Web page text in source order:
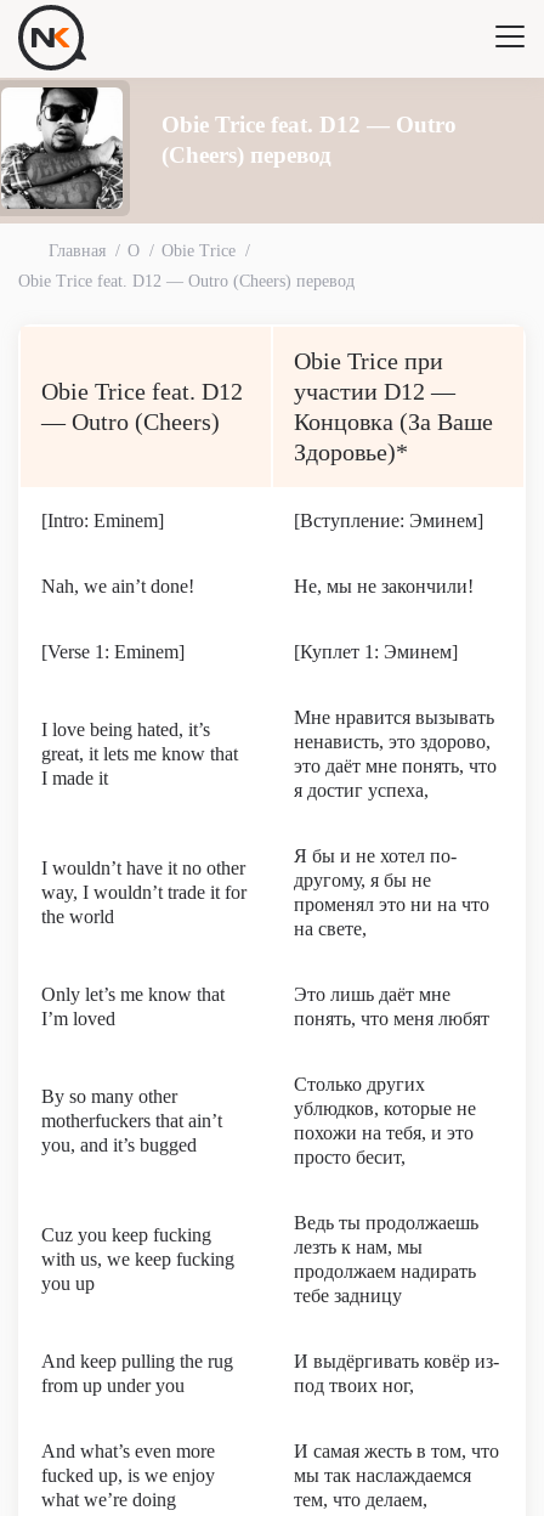
Obie Trice feat. D12 — Outro
(Cheers) перевод
Главная O
Obie Trice
Obie Trice feat. D12 — Outro (Cheers) перевод
Obie Trice feat. D12
— Outro (Cheers)
Obie Trice при
участии D12 —
Концовка (За Ваше
Здоровье)*
[Intro: Eminem] [Вступление: Эминем]
Nah, we ain’t done! Не, мы не закончили!
[Verse 1: Eminem] [Куплет 1: Эминем]
I love being hated, it’s
great, it lets me know that
I made it
Мне нравится вызывать
ненависть, это здорово,
это даёт мне понять, что
я достиг успеха,
I wouldn’t have it no other
way, I wouldn’t trade it for
the world
Я бы и не хотел по-
другому, я бы не
променял это ни на что
на свете,
Only let’s me know that
I’m loved
Это лишь даёт мне
понять, что меня любят
By so many other
motherfuckers that ain’t
you, and it’s bugged
Столько других
ублюдков, которые не
похожи на тебя, и это
просто бесит,
Cuz you keep fucking
with us, we keep fucking
you up
Ведь ты продолжаешь
лезть к нам, мы
продолжаем надирать
тебе задницу
And keep pulling the rug
from up under you
И выдёргивать ковёр из-
под твоих ног,
And what’s even more
fucked up, is we enjoy
what we’re doing
И самая жесть в том, что
мы так наслаждаемся
тем, что делаем,